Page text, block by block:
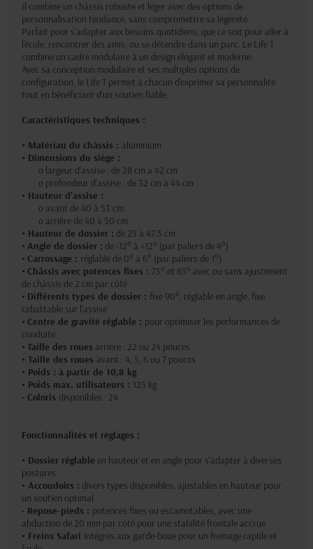
Il combine un châssis robuste et léger avec des options de
personnalisation tendance, sans compromettre sa légèreté.
Parfait pour s'adapter aux besoins quotidiens, que ce soit pour aller à
l'école, rencontrer des amis, ou se détendre dans un parc. Le Life T
combine un cadre modulaire à un design élégant et moderne.
Avec sa conception modulaire et ses multiples options de
configuration, le Life T permet à chacun d'exprimer sa personnalité
tout en bénéficiant d'un soutien fiable.
Caractéristiques techniques :
• Matériau du châssis : aluminium
• Dimensions du siège :
o largeur d’assise : de 28 cm à 42 cm
o profondeur d’assise : de 32 cm à 44 cm
• Hauteur d’assise :
o avant de 40 à 53 cm
o arrière de 40 à 50 cm
• Hauteur de dossier : de 25 à 47.5 cm
• Angle de dossier : de -12° à +12° (par paliers de 4°)
• Carrossage : réglable de 0° à 6° (par paliers de 1°)
• Châssis avec potences fixes : 75° et 85° avec ou sans ajustement
de châssis de 2 cm par côté
• Différents types de dossier : fixe 90°, réglable en angle, fixe
rabattable sur l'assise
• Centre de gravité réglable : pour optimiser les performances de
conduite
• Taille des roues arrière : 22 ou 24 pouces
• Taille des roues avant : 4, 5, 6 ou 7 pouces
• Poids : à partir de 10,8 kg
• Poids max. utilisateurs : 125 kg
• Coloris disponibles : 24
Fonctionnalités et réglages :
• Dossier réglable en hauteur et en angle pour s'adapter à diverses
postures
• Accoudoirs : divers types disponibles, ajustables en hauteur pour
un soutien optimal
• Repose-pieds : potences fixes ou escamotables, avec une
abduction de 20 mm par côté pour une stabilité frontale accrue
• Freins Safari intégrés aux garde-boue pour un freinage rapide et